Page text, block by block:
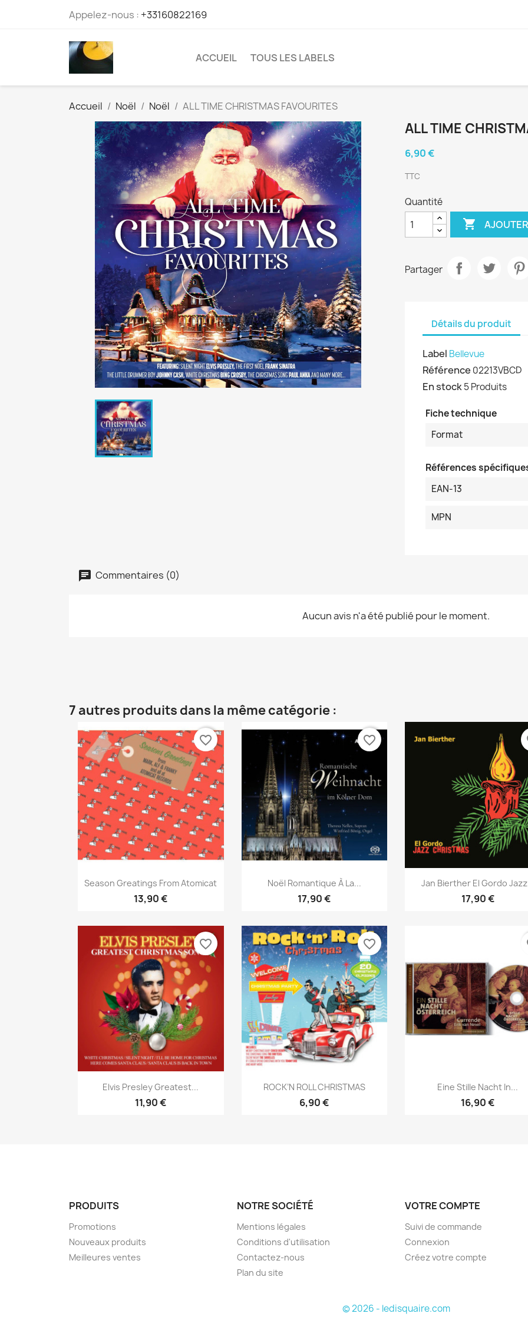
Appelez-nous : +33160822169
ACCUEIL TOUS LES LABELS
Accueil Noël Noël ALL TIME CHRISTMAS FAVOURITES
ALL TIME
6,90 €
TTC
Quantité

Partager
Détails du produit
Label Bellevue
Référence 02213VBCD
En stock5 Produits
Fiche technique
Format
Références
EAN-13
MPN
Commentaires (0)
Aucun avis n'a été publié pour le moment.
7 autres produits dans la même catégorie :
Aperçu rapide
Season Greatings From Atomicat
13,90 €
favorite_border
 Aperçu rapide
Noël Romantique À La...
17,90 €
favorite_border
Aperçu rapide
Jan Bierther El Gordo
17,90 €
Aperçu rapide
Elvis Presley Greatest...
11,90 €
favorite_border
Aperçu rapide
ROCK’N ROLL CHRISTMAS
6,90 €
favorite_border
Aperçu rapide
Eine Stille Nacht In...
16,90 €
PRODUITS
Promotions
Nouveaux produits
Meilleures ventes
NOTRE SOCIÉTÉ
Mentions légales
Conditions d'utilisation
Contactez-nous
Plan du site
VOTRE COMPTE
Suivi de commande
Connexion
Créez votre compte
© 2026 - ledisquaire.com